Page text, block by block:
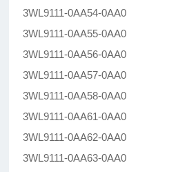
3WL9111-0AA54-0AA0
3WL9111-0AA55-0AA0
3WL9111-0AA56-0AA0
3WL9111-0AA57-0AA0
3WL9111-0AA58-0AA0
3WL9111-0AA61-0AA0
3WL9111-0AA62-0AA0
3WL9111-0AA63-0AA0